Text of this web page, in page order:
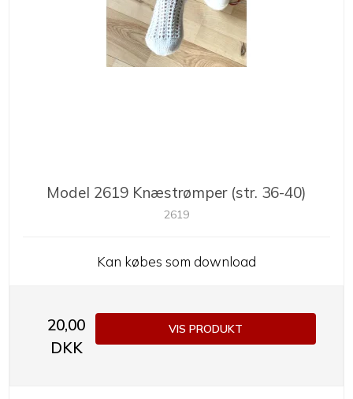
Model 2619 Knæstrømper (str. 36-40)
2619
Kan købes som download
20,00
DKK
VIS PRODUKT